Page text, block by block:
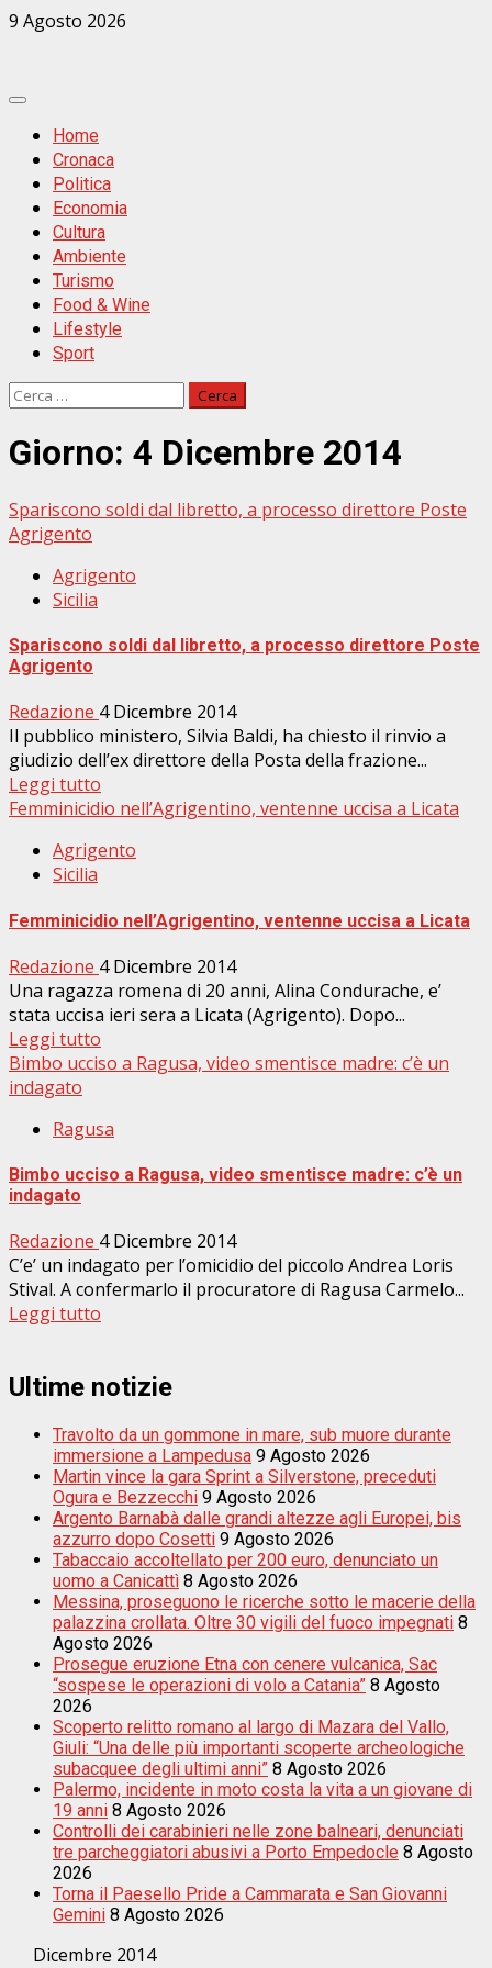
Zum
9 Agosto 2026
Primäres
MenüHome
Cronaca
Politica
Economia
Cultura
Ambiente
Turismo
Food & Wine
Lifestyle
Sport
Ricerca
Giorno: 4 Dicembre 2014
Spariscono soldi dal libretto, a processo direttore Poste
Agrigento
Agrigento
Sicilia
Spariscono soldi dal libretto, a processo direttore Poste
Agrigento
Redazione 4 Dicembre 2014
Il pubblico ministero, Silvia Baldi, ha chiesto il rinvio a
giudizio dell’ex direttore della Posta della frazione...
Leggi tutto
Femminicidio nell’Agrigentino, ventenne uccisa a Licata
Agrigento
Sicilia
Femminicidio nell’Agrigentino, ventenne uccisa a Licata
Redazione 4 Dicembre 2014
Una ragazza romena di 20 anni, Alina Condurache, e’
stata uccisa ieri sera a Licata (Agrigento). Dopo...
Leggi tutto
Bimbo ucciso a Ragusa, video smentisce madre: c’è un
indagato
Ragusa
Bimbo ucciso a Ragusa, video smentisce madre: c’è un
indagato
Redazione 4 Dicembre 2014
C’e’ un indagato per l’omicidio del piccolo Andrea Loris
Stival. A confermarlo il procuratore di Ragusa Carmelo...
Leggi tutto
Ultime notizie
Travolto da un gommone in mare, sub muore durante
immersione a Lampedusa 9 Agosto 2026
Martin vince la gara Sprint a Silverstone, preceduti
Ogura e Bezzecchi 9 Agosto 2026
Argento Barnabà dalle grandi altezze agli Europei, bis
azzurro dopo Cosetti 9 Agosto 2026
Tabaccaio accoltellato per 200 euro, denunciato un
uomo a Canicattì 8 Agosto 2026
Messina, proseguono le ricerche sotto le macerie della
palazzina crollata. Oltre 30 vigili del fuoco impegnati 8
Agosto 2026
Prosegue eruzione Etna con cenere vulcanica, Sac
“sospese le operazioni di volo a Catania” 8 Agosto
2026
Scoperto relitto romano al largo di Mazara del Vallo,
Giuli: “Una delle più importanti scoperte archeologiche
subacquee degli ultimi anni” 8 Agosto 2026
Palermo, incidente in moto costa la vita a un giovane di
19 anni 8 Agosto 2026
Controlli dei carabinieri nelle zone balneari, denunciati
tre parcheggiatori abusivi a Porto Empedocle 8 Agosto
2026
Torna il Paesello Pride a Cammarata e San Giovanni
Gemini 8 Agosto 2026
Dicembre 2014